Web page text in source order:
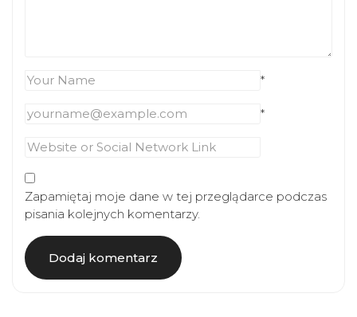
*
*
Zapamiętaj moje dane w tej przeglądarce podczas
pisania kolejnych komentarzy.